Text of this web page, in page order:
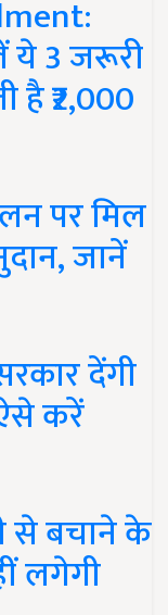
ये 3 जरूरी
₹2,000
पर मिल
जानें
देंगी
करें
से बचाने के
लगेगी